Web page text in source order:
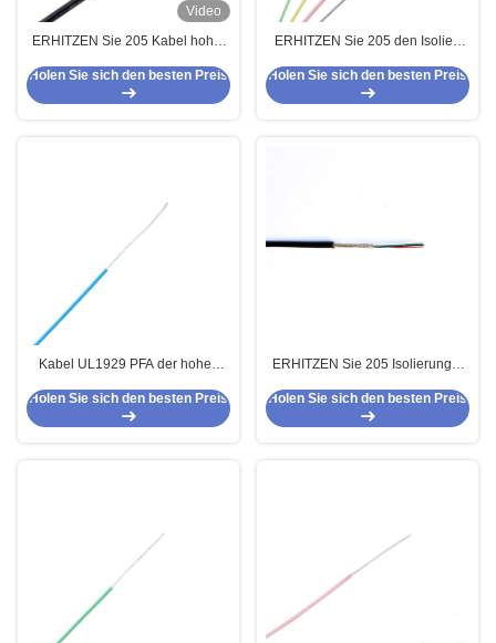
Video
ERHITZEN Sie 205 Kabel hoher
Instrumentierung
Holen Sie sich den besten Preis
ERHITZEN Sie 205 den Isolier-
AF200 FEP Kabel-Körper
angeschwemmten
Holen Sie sich den besten Preis
Kabel UL1929 PFA der hohen
Instrumentierung
Holen Sie sich den besten Preis
ERHITZEN Sie 205 Isolierungs-
Kern-4 X 26AWG FEP Silikon-
Draht für Seilzug
Holen Sie sich den besten Preis